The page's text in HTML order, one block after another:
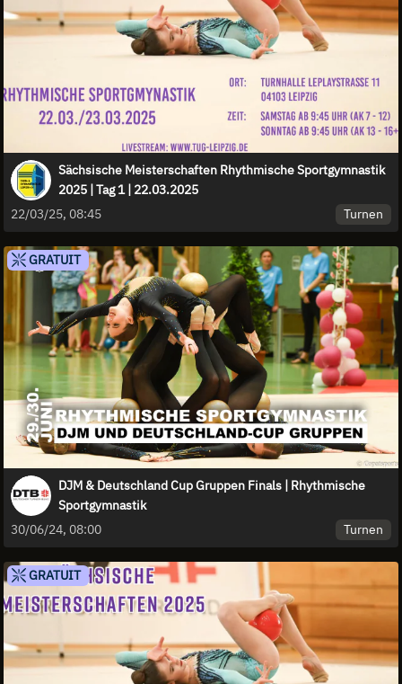
Sächsische Meisterschaften Rhythmische Sportgymnastik
2025 | Tag 1 | 22.03.2025
22/03/25, 08:45
Turnen
GRATUIT
DJM & Deutschland Cup Gruppen Finals | Rhythmische
Sportgymnastik
30/06/24, 08:00
Turnen
GRATUIT